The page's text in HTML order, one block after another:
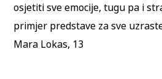
osjetiti sve emocije, tugu pa i
primjer predstave za sve
Mara Lokas, 13